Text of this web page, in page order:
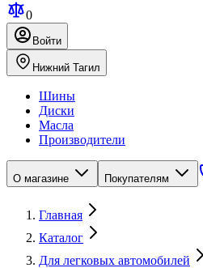
0
Войти
Нижний Тагил
Шины
Диски
Масла
Производители
О магазине Покупателям
Главная
Каталог
Для легковых автомобилей